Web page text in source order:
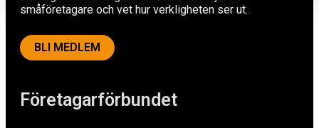
Företagarförbundet
småföretagare och vet hur verkligheten ser ut.
BLI MEDLEM